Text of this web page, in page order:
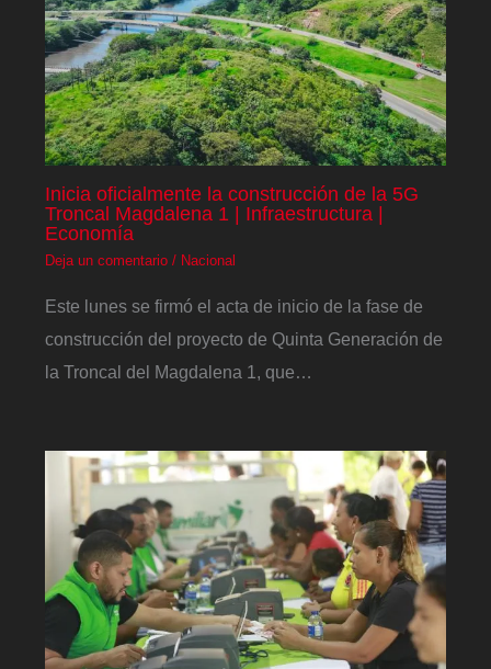
Inicia oficialmente la construcción de la 5G
Troncal Magdalena 1 | Infraestructura |
Economía
Deja un comentario / Nacional
Este lunes se firmó el acta de inicio de la fase de
construcción del proyecto de Quinta Generación de
la Troncal del Magdalena 1, que…